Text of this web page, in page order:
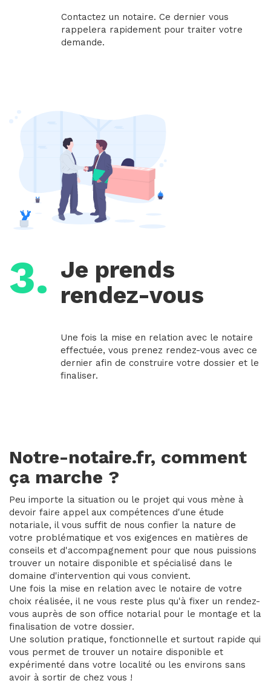
Contactez un notaire. Ce dernier vous
rappelera rapidement pour traiter votre
demande.
3. Je prends
rendez-vous
Une fois la mise en relation avec le notaire
effectuée, vous prenez rendez-vous avec ce
dernier afin de construire votre dossier et le
finaliser.
Notre-notaire.fr, comment
ça marche ?
Peu importe la situation ou le projet qui vous mène à
devoir faire appel aux compétences d'une étude
notariale, il vous suffit de nous confier la nature de
votre problématique et vos exigences en matières de
conseils et d'accompagnement pour que nous puissions
trouver un notaire disponible et spécialisé dans le
domaine d'intervention qui vous convient.
Une fois la mise en relation avec le notaire de votre
choix réalisée, il ne vous reste plus qu'à fixer un rendez-
vous auprès de son office notarial pour le montage et la
finalisation de votre dossier.
Une solution pratique, fonctionnelle et surtout rapide qui
vous permet de trouver un notaire disponible et
expérimenté dans votre localité ou les environs sans
avoir à sortir de chez vous !